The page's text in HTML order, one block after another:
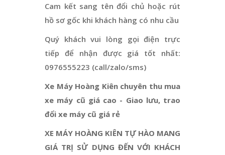
Cam kết sang tên đổi chủ hoặc rút
hồ sơ gốc khi khách hàng có nhu cầu
Quý khách vui lòng gọi điện trực
tiếp để nhận được giá tốt nhất:
0976555223 (call/zalo/sms)
Xe Máy Hoàng Kiên chuyên thu mua
xe máy cũ giá cao - Giao lưu, trao
đổi xe máy cũ giá rẻ
XE MÁY HOÀNG KIÊN TỰ HÀO MANG
GIÁ TRỊ SỬ DỤNG ĐẾN VỚI KHÁCH